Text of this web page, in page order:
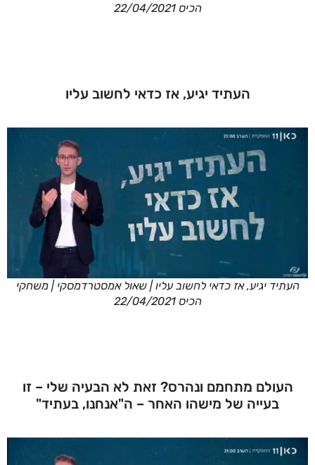
הכיס 22/04/2021
העתיד יגיע, אז כדאי לחשוב עליו
העתיד יגיע, אז כדאי לחשוב עליו | שאול אמסטרדמסקי | משחקי
הכיס 22/04/2021
העולם מתחמם ונהרס? זאת לא הבעיה שלי – זו
בעייה של מישהו האחר – ה"אנחנו, בעתיד"